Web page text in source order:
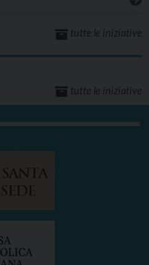
tutte le iniziative
tutte le iniziative